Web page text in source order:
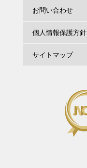
お問い合わせ
個人情報保護方針
サイトマップ